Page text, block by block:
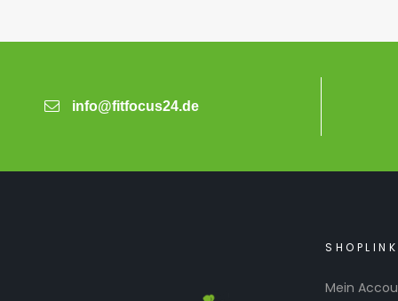
info@fitfocus24.de
Mein